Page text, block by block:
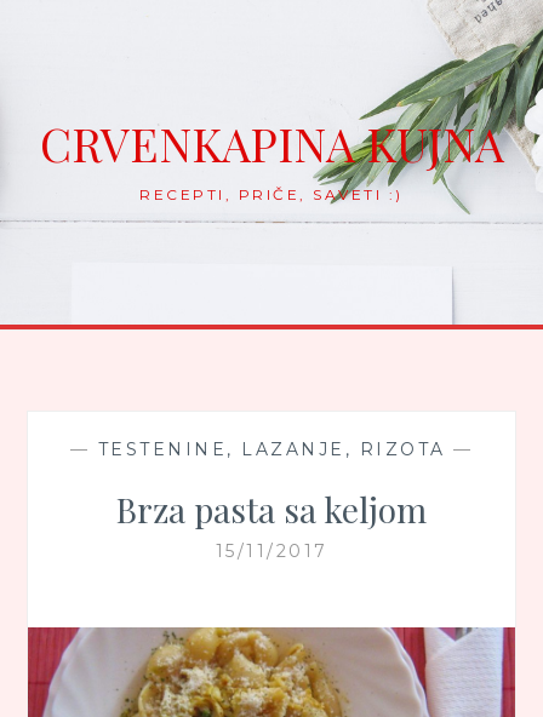
CRVENKAPINA KUJNA
RECEPTI, PRIČE, SAVETI :)
— TESTENINE, LAZANJE, RIZOTA —
Brza pasta sa keljom
15/11/2017